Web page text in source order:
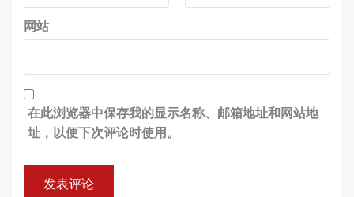
网站
在此浏览器中保存我的显示名称、邮箱地址和网站地
址，以便下次评论时使用。